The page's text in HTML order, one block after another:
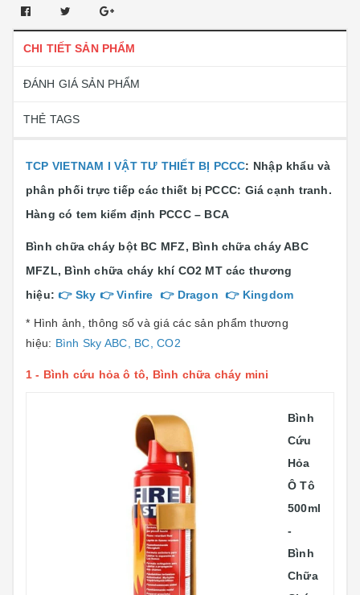
CHI TIẾT SẢN PHẨM
ĐÁNH GIÁ SẢN PHẨM
THẺ TAGS
TCP VIETNAM I VẬT TƯ THIẾT BỊ PCCC: Nhập khẩu và
phân phối trực tiếp các thiết bị PCCC: Giá cạnh tranh.
Hàng có tem kiểm định PCCC – BCA
Bình chữa cháy bột BC MFZ, Bình chữa cháy ABC
MFZL, Bình chữa cháy khí CO2 MT các thương
hiệu:👉 Sky 👉Vinfire 👉 Dragon 👉 Kingdom
* Hình ảnh, thông số và giá các sản phẩm thương
hiệu: Bình Sky ABC, BC, CO2
1 - Bình cứu hỏa ô tô, Bình chữa cháy mini
Bình
Cứu
Hỏa
Ô Tô
500ml
-
Bình
Chữa